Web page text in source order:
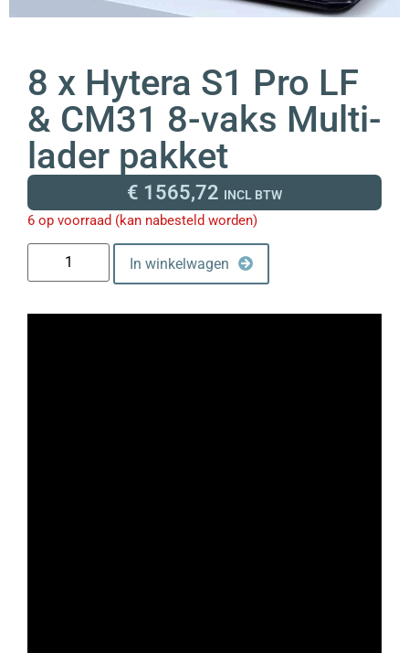
8 x Hytera S1 Pro LF
& CM31 8-vaks Multi-
lader pakket
€ 1565,72 INCL BTW
6 op voorraad (kan nabesteld worden)
In winkelwagen